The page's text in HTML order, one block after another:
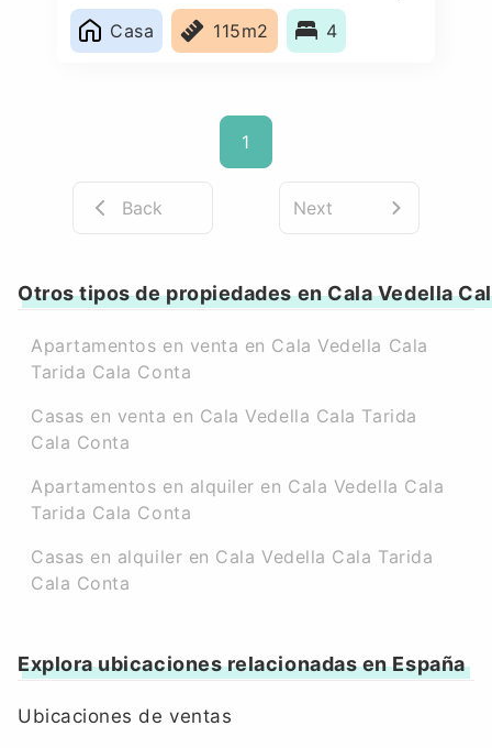
Spain
Casa
115m2 4
1
Back Next
Otros tipos de propiedades en Cala Vedella
Apartamentos en venta en Cala Vedella Cala
Tarida Cala Conta
Casas en venta en Cala Vedella Cala Tarida
Cala Conta
Apartamentos en alquiler en Cala Vedella Cala
Tarida Cala Conta
Casas en alquiler en Cala Vedella Cala Tarida
Cala Conta
Explora ubicaciones relacionadas en España
Ubicaciones de ventas